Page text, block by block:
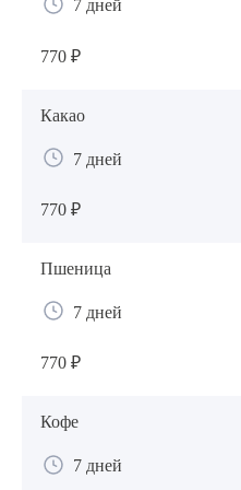
7 дней
770 ₽
Какао
7 дней
770 ₽
Пшеница
7 дней
770 ₽
Кофе
7 дней